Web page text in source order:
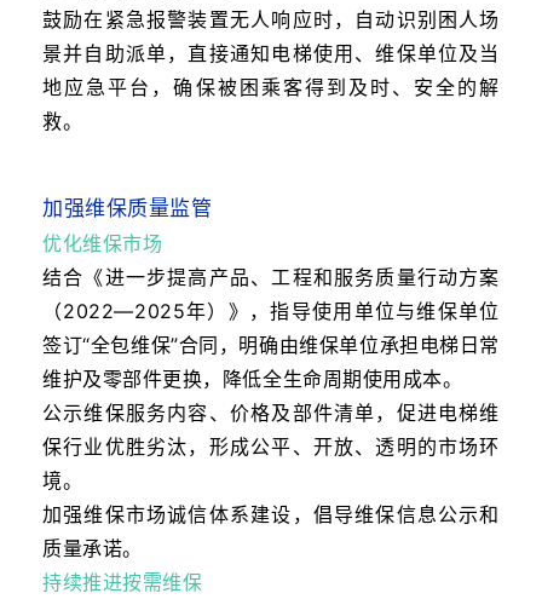
鼓励在紧急报警装置无人响应时，自动识别困人场
景并自助派单，直接通知电梯使用、维保单位及当
地应急平台，确保被困乘客得到及时、安全的解
救。
加强维保质量监管
优化维保市场
结合《进一步提高产品、工程和服务质量行动方案
（2022—2025年）》，指导使用单位与维保单位
签订“全包维保”合同，明确由维保单位承担电梯日常
维护及零部件更换，降低全生命周期使用成本。
公示维保服务内容、价格及部件清单，促进电梯维
保行业优胜劣汰，形成公平、开放、透明的市场环
境。
加强维保市场诚信体系建设，倡导维保信息公示和
质量承诺。
持续推进按需维保